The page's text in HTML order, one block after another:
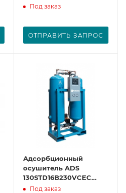
Под заказ
ОТПРАВИТЬ ЗАПРОС
Адсорбционный
осушитель ADS
130STD16B230VCEC
(D185)
Под заказ